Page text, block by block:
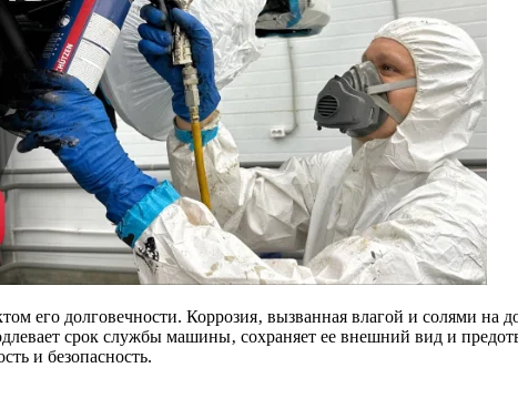
его долговечности. Коррозия‚ вызванная влагой и солями на
срок службы машины‚ сохраняет ее внешний вид и
и безопасность.